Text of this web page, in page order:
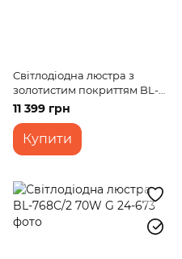
Світлодіодна люстра з
золотистим покриттям BL-
763C/3 116W G
11 399 грн
Купити